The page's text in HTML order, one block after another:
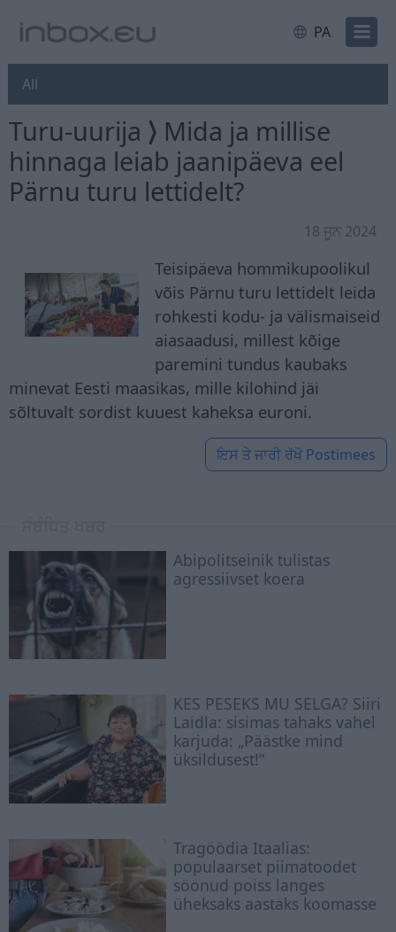
PA
All
Turu-uurija ⟩ Mida ja millise
hinnaga leiab jaanipäeva eel
Pärnu turu lettidelt?
18 ਜੂਨ 2024
Teisipäeva hommikupoolikul
võis Pärnu turu lettidelt leida
rohkesti kodu- ja välismaiseid
aiasaadusi, millest kõige
paremini tundus kaubaks
minevat Eesti maasikas, mille kilohind jäi
sõltuvalt sordist kuuest kaheksa euroni.
ਇਸ ਤੇ ਜਾਰੀ ਰੱਖੋ Postimees
Abipolitseinik tulistas
agressiivset koera
KES PESEKS MU SELGA? Siiri
Laidla: sisimas tahaks vahel
karjuda: „Päästke mind
üksildusest!“
Tragöödia Itaalias:
populaarset piimatoodet
söönud poiss langes
üheksaks aastaks koomasse